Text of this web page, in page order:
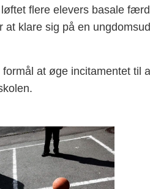
flere elevers basale
klare sig på en
at øge incitamentet til